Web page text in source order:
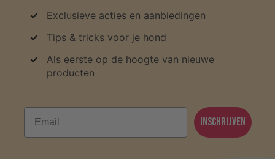
Exclusieve acties en aanbiedingen
Tips & tricks voor je hond
Als eerste op de hoogte van nieuwe
producten
Email
Inschrijven